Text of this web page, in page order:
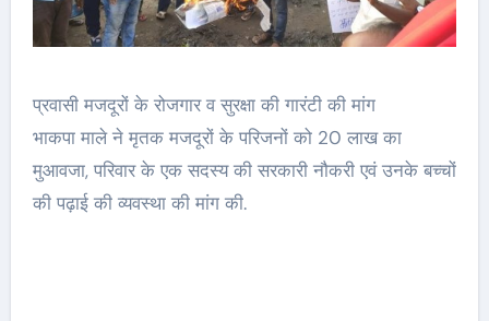
प्रवासी मजदूरों के रोजगार व सुरक्षा की गारंटी की मांग
भाकपा माले ने मृतक मजदूरों के परिजनों को 20 लाख का
मुआवजा, परिवार के एक सदस्य की सरकारी नौकरी एवं उनके बच्चों
की पढ़ाई की व्यवस्था की मांग की.